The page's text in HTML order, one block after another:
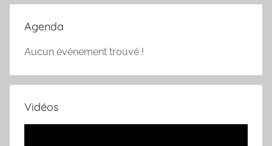
Agenda
Aucun événement trouvé !
Vidéos